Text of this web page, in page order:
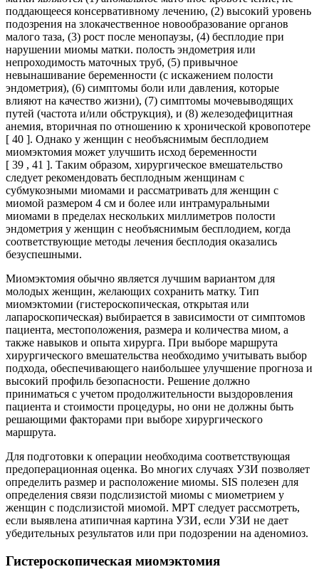
поддающееся консервативному лечению, (2) высокий уровень
подозрения на злокачественное новообразование органов
малого таза, (3) рост после менопаузы, (4) бесплодие при
нарушении миомы матки. полость эндометрия или
непроходимость маточных труб, (5) привычное
невынашивание беременности (с искажением полости
эндометрия), (6) симптомы боли или давления, которые
влияют на качество жизни), (7) симптомы мочевыводящих
путей (частота и/или обструкция), и (8) железодефицитная
анемия, вторичная по отношению к хронической кровопотере
[ 40 ]. Однако у женщин с необъяснимым бесплодием
миомэктомия может улучшить исход беременности
[ 39 , 41 ]. Таким образом, хирургическое вмешательство
следует рекомендовать бесплодным женщинам с
субмукозными миомами и рассматривать для женщин с
миомой размером 4 см и более или интрамуральными
миомами в пределах нескольких миллиметров полости
эндометрия у женщин с необъяснимым бесплодием, когда
соответствующие методы лечения бесплодия оказались
безуспешными.
Миомэктомия обычно является лучшим вариантом для
молодых женщин, желающих сохранить матку. Тип
миомэктомии (гистероскопическая, открытая или
лапароскопическая) выбирается в зависимости от симптомов
пациента, местоположения, размера и количества миом, а
также навыков и опыта хирурга. При выборе маршрута
хирургического вмешательства необходимо учитывать выбор
подхода, обеспечивающего наибольшее улучшение прогноза и
высокий профиль безопасности. Решение должно
приниматься с учетом продолжительности выздоровления
пациента и стоимости процедуры, но они не должны быть
решающими факторами при выборе хирургического
маршрута.
Для подготовки к операции необходима соответствующая
предоперационная оценка. Во многих случаях УЗИ позволяет
определить размер и расположение миомы. SIS полезен для
определения связи подслизистой миомы с миометрием у
женщин с подслизистой миомой. МРТ следует рассмотреть,
если выявлена ​​атипичная картина УЗИ, если УЗИ не дает
убедительных результатов или при подозрении на аденомиоз.
Гистероскопическая миомэктомия